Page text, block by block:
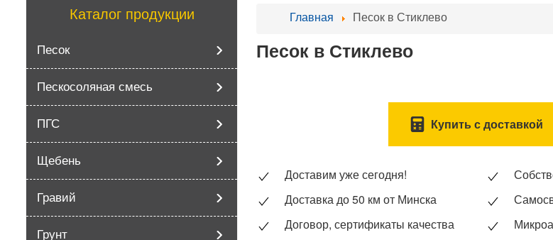
Каталог продукции
Песок
Пескосоляная смесь
ПГС
Щебень
Гравий
Грунт
Главная Песок в Стиклево
Песок в Стиклево
Купить с доставкой
Доставим уже сегодня!
Доставка до 50 км от Минска
Договор, сертификаты качества